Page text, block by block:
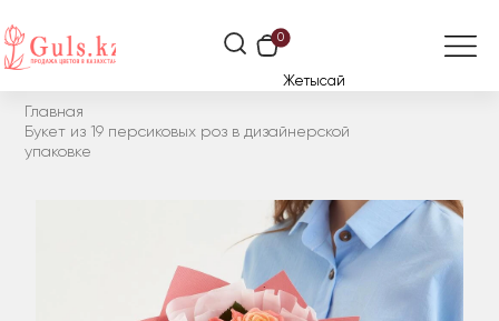
0
Жетысай
Главная
Букет из 19 персиковых роз в дизайнерской
упаковке